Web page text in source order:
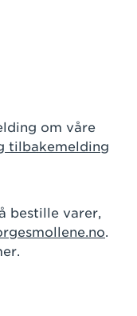
om våre
tilbakemelding
bestille varer,
.